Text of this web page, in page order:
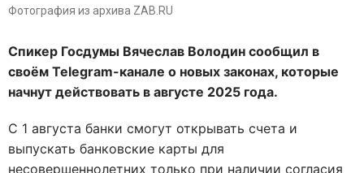
Фотография из архива ZAB.RU
Спикер Госдумы Вячеслав Володин сообщил в
своём Telegram-канале о новых законах, которые
начнут действовать в августе 2025 года.
С 1 августа банки смогут открывать счета и
выпускать банковские карты для
несовершеннолетних только при наличии согласия